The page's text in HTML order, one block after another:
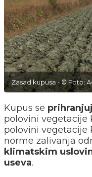
Zasad kupusa - © Foto:
Kupus se
polovini vegetacije
polovini vegetacije
norme zalivanja
klimatskim
useva.